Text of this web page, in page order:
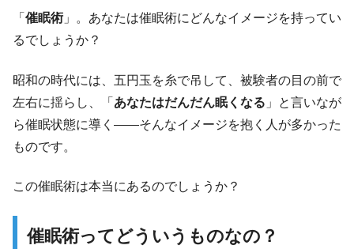
「 催眠術 」。あなたは催眠術にどんなイメージを持ってい
るでしょうか？
昭和の時代には、五円玉を糸で吊して、被験者の目の前で
左右に揺らし、「 あなたはだんだん眠くなる 」と言いなが
ら催眠状態に導く――そんなイメージを抱く人が多かった
ものです。
この催眠術は本当にあるのでしょうか？
催眠術ってどういうものなの？